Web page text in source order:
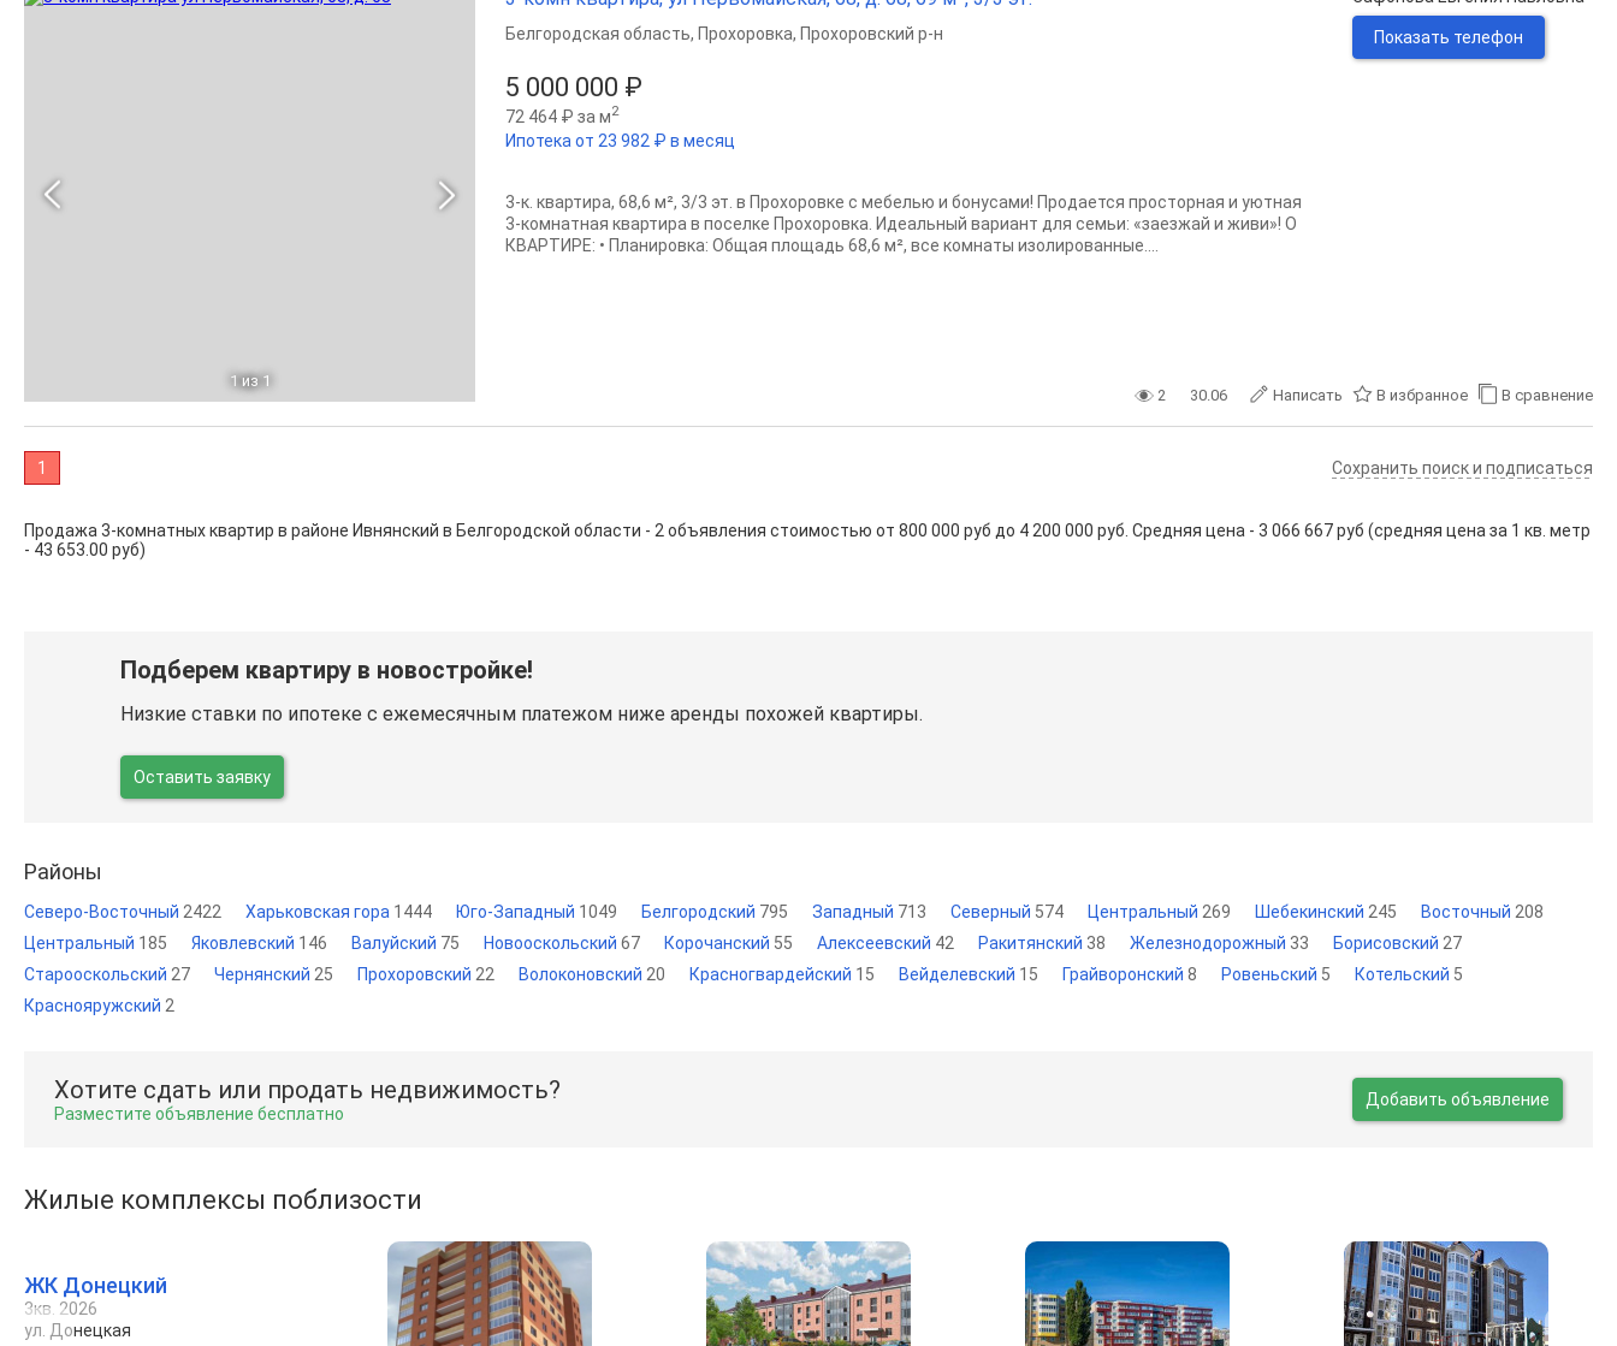
1 из 1
5 000 000 ₽
72 464 ₽ за м2
Ипотека от 23 982 ₽ в месяц
Белгородская область, Прохоровка, Прохоровский р-н
3-к. квартира, 68,6 м², 3/3 эт. в Прохоровке с мебелью и бонусами! Продается просторная и уютная
3-комнатная квартира в поселке Прохоровка. Идеальный вариант для семьи: «заезжай и живи»! О
КВАРТИРЕ: • Планировка: Общая площадь 68,6 м², все комнаты изолированные....
Показать телефон
2 30.06 Написать В избранное В сравнение
1 Сохранить поиск и подписаться
Продажа 3-комнатных квартир в районе Ивнянский в Белгородской области - 2 объявления стоимостью от 800 000 руб до 4 200 000 руб. Средняя цена - 3 066 667 руб (средняя цена за 1 кв. метр
- 43 653.00 руб)
Подберем квартиру в новостройке!
Низкие ставки по ипотеке с ежемесячным платежом ниже аренды похожей квартиры.
Оставить заявку
Районы
Северо-Восточный 2422 Харьковская гора 1444 Юго-Западный 1049 Белгородский 795 Западный 713 Северный 574 Центральный 269 Шебекинский 245 Восточный 208
Центральный 185 Яковлевский 146 Валуйский 75 Новооскольский 67 Корочанский 55 Алексеевский 42 Ракитянский 38 Железнодорожный 33 Борисовский 27
Старооскольский 27 Чернянский 25 Прохоровский 22 Волоконовский 20 Красногвардейский 15 Вейделевский 15 Грайворонский 8 Ровеньский 5 Котельский 5
Краснояружский 2
Хотите сдать или продать недвижимость?
Разместите объявление бесплатно
Добавить объявление
Жилые комплексы поблизости
ЖК Донецкий
3кв. 2026
ул. Донецкая